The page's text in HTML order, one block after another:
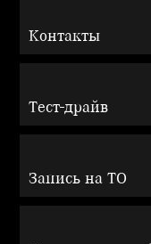
Контакты
Тест-драйв
Запись на ТО